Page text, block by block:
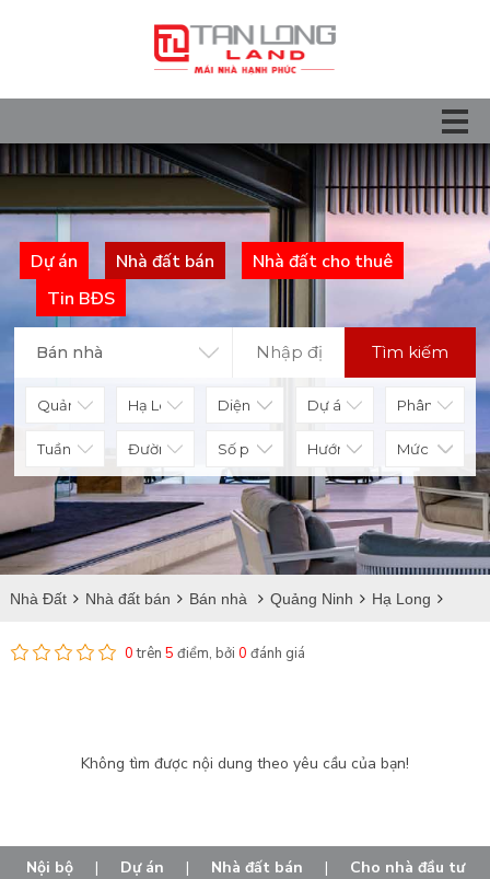
Dự án Nhà đất bán
Nhà đất cho thuê
Tin BĐS
Bán nhà Tìm kiếm
Diện tích
Số phòng Hướng nhà Mức giá
Nhà Đất Nhà đất bán Bán nhà Quảng Ninh Hạ Long
Bán nhà tại Tuần Châu
0trên 5 điểm, bởi 0 đánh giá
Không tìm được nội dung theo yêu cầu của bạn!
Nội bộ | Dự án | Nhà đất bán | Cho nhà đầu tư